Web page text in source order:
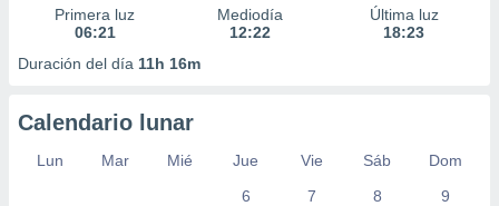
Primera luz
06:21
Mediodía
12:22
Última luz
18:23
Duración del día 11h 16m
Calendario lunar
Lun Mar Mié Jue Vie Sáb
Dom
6
7 8 9